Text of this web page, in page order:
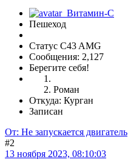
Пешеход
Статус C43 AMG
Сообщения: 2,127
Берегите себя!
Роман
Откуда: Курган
Записан
От: Не запускается двигатель
#2
13 ноября 2023, 08:10:03